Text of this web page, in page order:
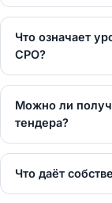
Что означает
СРО?
Можно ли
тендера?
Что даёт